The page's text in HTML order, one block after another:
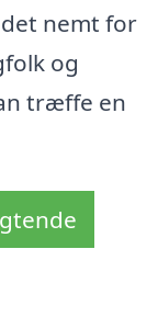
nemt for
og
træffe en